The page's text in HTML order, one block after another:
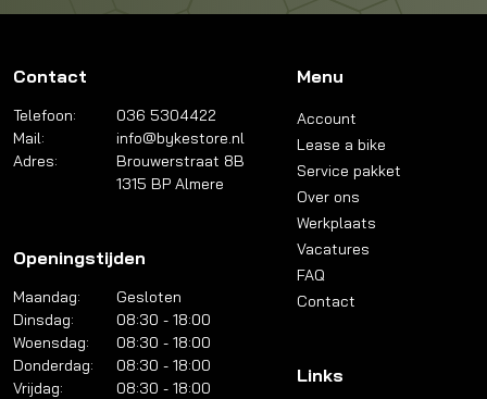
Contact
Telefoon:
036 5304422
Mail:
info@bykestore.nl
Adres:
Brouwerstraat 8B
1315 BP Almere
Openingstijden
Maandag:
Gesloten
Dinsdag:
08:30 - 18:00
Woensdag:
08:30 - 18:00
Donderdag:
08:30 - 18:00
Vrijdag:
08:30 - 18:00
Menu
Account
Lease a bike
Service pakket
Over ons
Werkplaats
Vacatures
FAQ
Contact
Links